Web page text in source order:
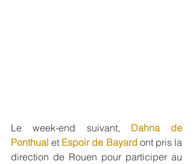
Le week-end suivant, Dahna de
Ponthual et Espoir de Bayard ont pris la
direction de Rouen pour participer au